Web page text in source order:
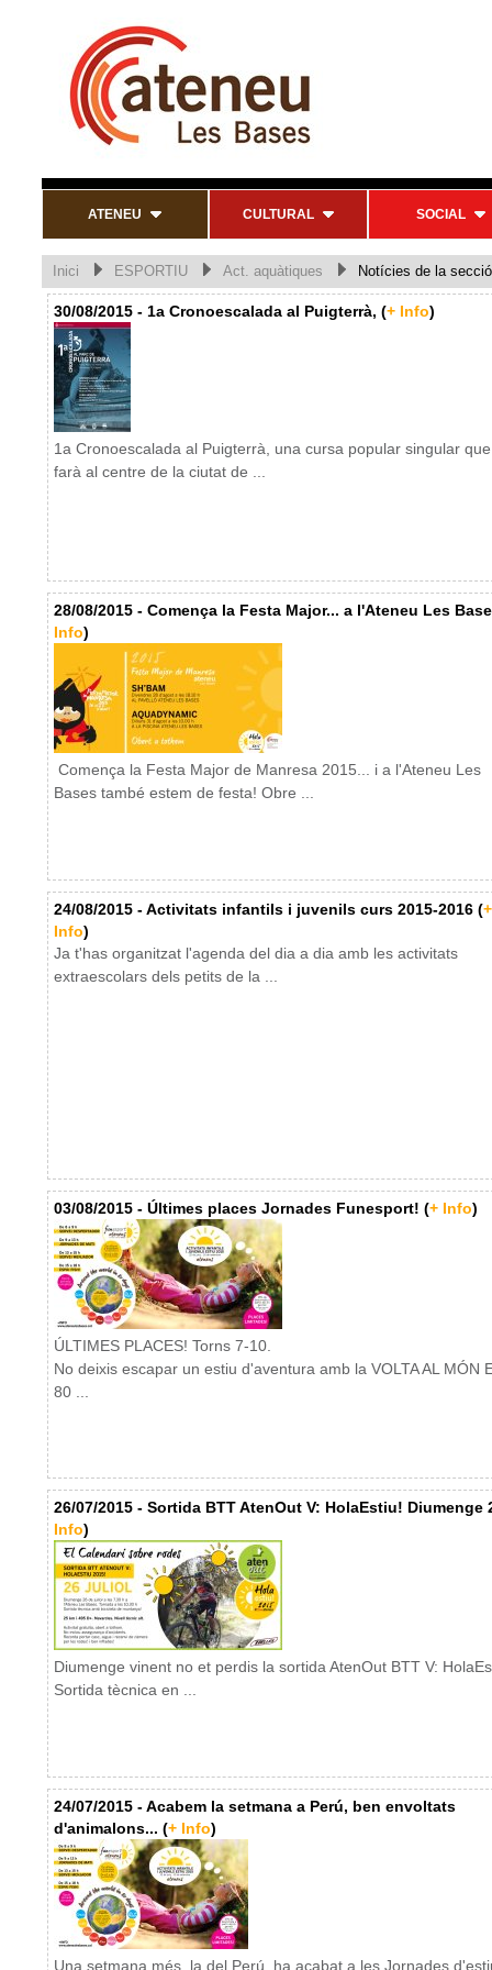
ATENEU CULTURAL SOCIAL
Inici ESPORTIU Act. aquàtiques Notícies de la secció
30/08/2015 - 1a Cronoescalada al Puigterrà, (+ Info)
1a Cronoescalada al Puigterrà, una cursa popular singular
farà al centre de la ciutat de ...
28/08/2015 - Comença la Festa Major... a l'Ateneu Les
Info)
Comença la Festa Major de Manresa 2015... i a l'Ateneu Les
Bases també estem de festa! Obre ...
24/08/2015 - Activitats infantils i juvenils curs 2015-2016 (+
Info)
Ja t'has organitzat l'agenda del dia a dia amb les activitats
extraescolars dels petits de la ...
03/08/2015 - Últimes places Jornades Funesport! (+ Info)
ÚLTIMES PLACES! Torns 7-10.
No deixis escapar un estiu d'aventura amb la VOLTA AL MÓN
80 ...
26/07/2015 - Sortida BTT AtenOut V: HolaEstiu! Diumenge
Info)
Diumenge vinent no et perdis la sortida AtenOut BTT V:
Sortida tècnica en ...
24/07/2015 - Acabem la setmana a Perú, ben envoltats
d'animalons... (+ Info)
Una setmana més, la del Perú, ha acabat a les Jornades